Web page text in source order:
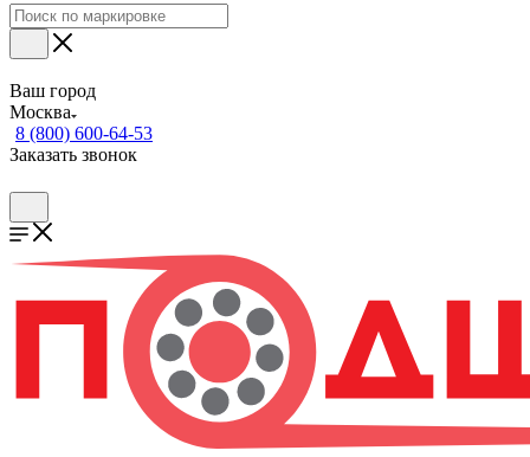
Ваш город
Москва
8 (800) 600-64-53
Заказать звонок